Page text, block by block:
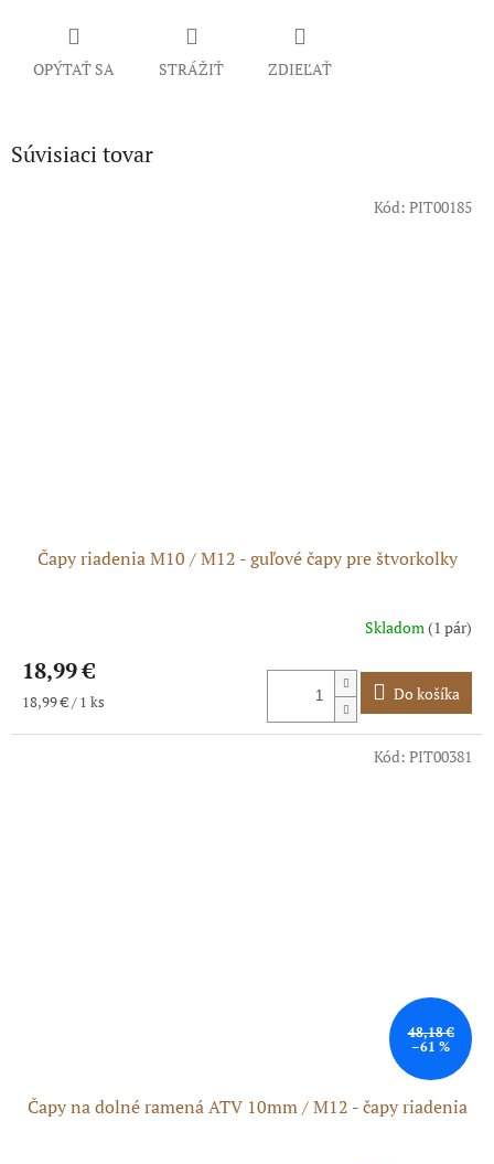
OPÝTAŤ SA STRÁŽIŤ ZDIEĽAŤ
Súvisiaci tovar
Čapy riadenia M10 / M12 - guľové čapy pre štvorkolky
Skladom(1 pár)
18,99 €
Jednotková
18,99 € / 1 ks Do košíka
Kód: PIT00185
48,18 €
–61 %
Čapy na dolné ramená ATV 10mm / M12 - čapy riadenia
Kód: PIT00381